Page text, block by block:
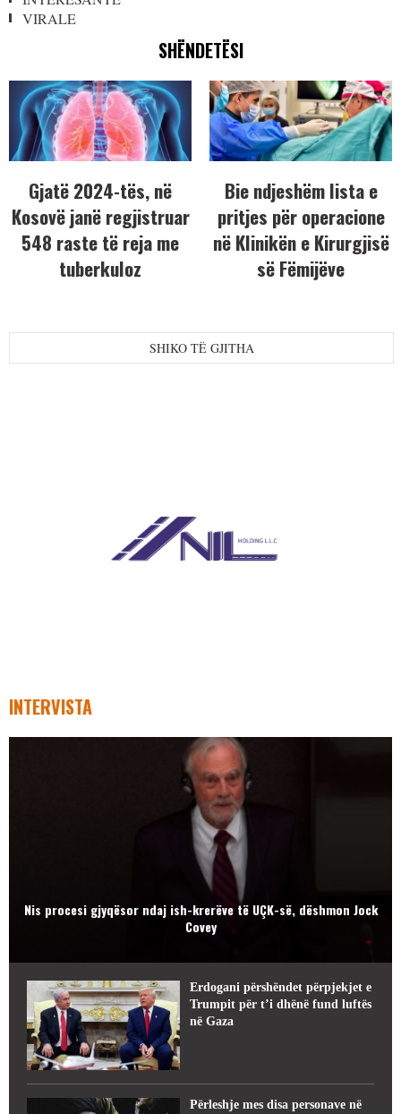
VIRALE
SHËNDETËSI
Gjatë 2024-tës, në
Kosovë janë regjistruar
548 raste të reja me
tuberkuloz
Bie ndjeshëm lista e
pritjes për operacione
në Klinikën e Kirurgjisë
së Fëmijëve
SHIKO TË GJITHA
INTERVISTA
Nis procesi gjyqësor ndaj ish-krerëve të UÇK-së, dëshmon Jock
Covey
Erdogani përshëndet përpjekjet e
Trumpit për t’i dhënë fund luftës
në Gaza
Përleshje mes disa personave në